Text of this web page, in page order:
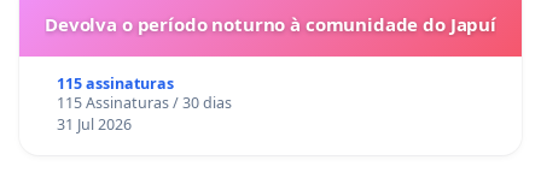
Devolva o período noturno à comunidade do Japuí
115 assinaturas
115 Assinaturas / 30 dias
31 Jul 2026